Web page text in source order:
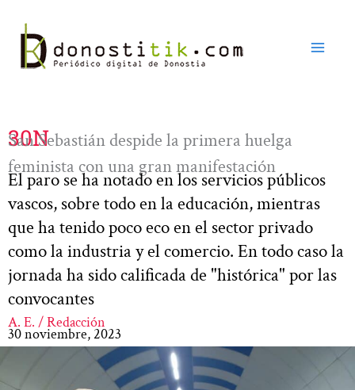
contenido
30N
San Sebastián despide la primera huelga
feminista con una gran manifestación
El paro se ha notado en los servicios públicos
vascos, sobre todo en la educación, mientras
que ha tenido poco eco en el sector privado
como la industria y el comercio. En todo caso la
jornada ha sido calificada de "histórica" por las
convocantes
A. E. / Redacción
30 noviembre, 2023